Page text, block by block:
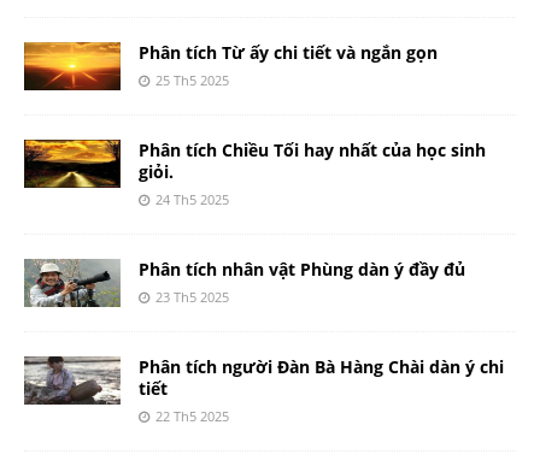
Phân tích Từ ấy chi tiết và ngắn gọn
25 Th5 2025
Phân tích Chiều Tối hay nhất của học sinh
giỏi.
24 Th5 2025
Phân tích nhân vật Phùng dàn ý đầy đủ
23 Th5 2025
Phân tích người Đàn Bà Hàng Chài dàn ý chi
tiết
22 Th5 2025